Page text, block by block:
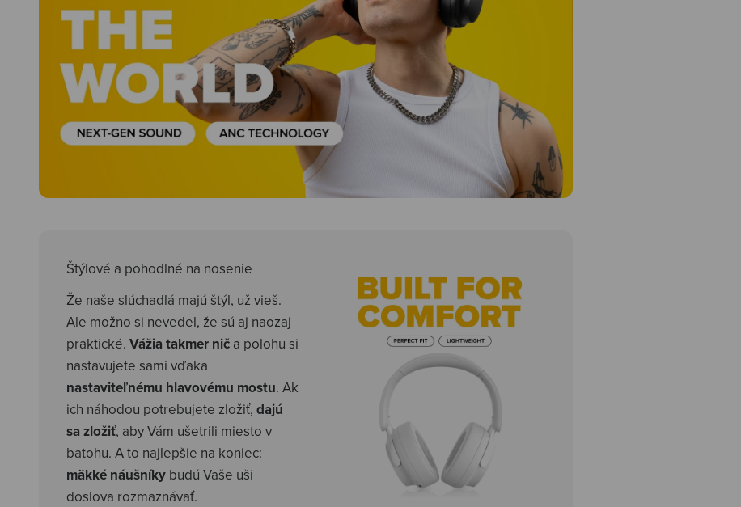
Štýlové a pohodlné na nosenie
Že naše slúchadlá majú štýl, už vieš.
Ale možno si nevedel, že sú aj naozaj
praktické. Vážia takmer niča polohu si
nastavujete sami vďaka
nastaviteľnému hlavovému mostu. Ak
ich náhodou potrebujete zložiť, dajú
sa zložiť, aby Vám ušetrili miesto v
batohu. A to najlepšie na koniec:
mäkké náušníkybudú Vaše uši
doslova rozmaznávať.